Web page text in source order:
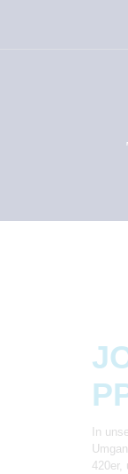
In
420er,